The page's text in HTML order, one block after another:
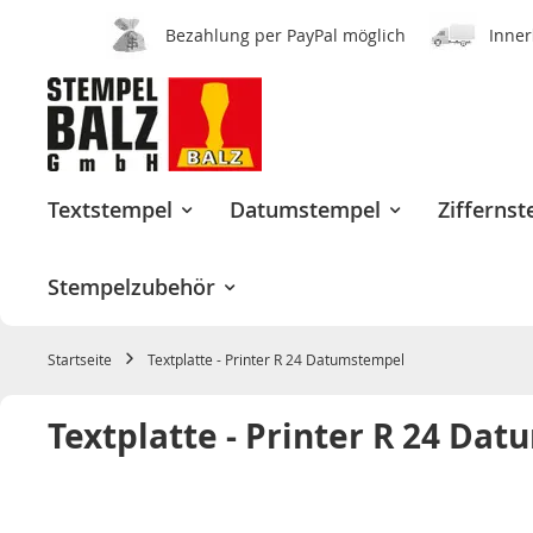
Bezahlung per PayPal möglich
springen
Textstempel Datumstempel
Stempelzubehör
Startseite Textplatte - Printer R 24 Datumstempel
Textplatte - Printer R 24